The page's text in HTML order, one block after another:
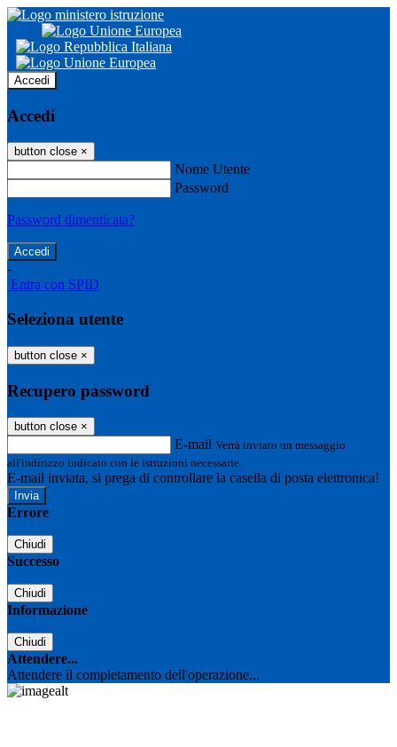
Accedi
Accedi
button close ×
Nome Utente
Password
Password dimenticata?
-
Entra con SPID
Seleziona utente
button close ×
Recupero password
button close ×
E-mail Verrà inviato un messaggio
all'indirizzo indicato con le istruzioni necessarie.
E-mail inviata, si prega di controllare la casella di posta elettronica!
Errore
Chiudi
Successo
Chiudi
Informazione
Chiudi
Attendere...
Attendere il completamento dell'operazione...